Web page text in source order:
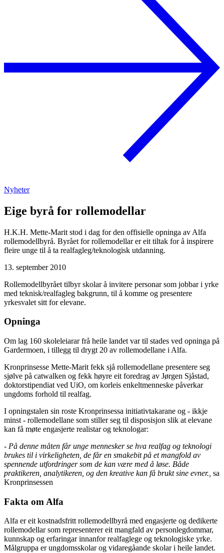
Nyheter
Eige byrå for rollemodellar
H.K.H. Mette-Marit stod i dag for den offisielle opninga av Alfa
rollemodellbyrå. Byrået for rollemodellar er eit tiltak for å inspirere
fleire unge til å ta realfagleg/teknologisk utdanning.
13. september 2010
Rollemodellbyrået tilbyr skolar å invitere personar som jobbar i yrke
med teknisk/realfagleg bakgrunn, til å komme og presentere
yrkesvalet sitt for elevane.
Opninga
Om lag 160 skoleleiarar frå heile landet var til stades ved opninga på
Gardermoen, i tillegg til drygt 20 av rollemodellane i Alfa.
Kronprinsesse Mette-Marit fekk sjå rollemodellane presentere seg
sjølve på catwalken og fekk høyre eit foredrag av Jørgen Sjåstad,
doktorstipendiat ved UiO, om korleis enkeltmenneske påverkar
ungdoms forhold til realfag.
I opningstalen sin roste Kronprinsessa initiativtakarane og - ikkje
minst - rollemodellane som stiller seg til disposisjon slik at elevane
kan få møte engasjerte realistar og teknologar:
- På denne måten får unge mennesker se hva realfag og teknologi
brukes til i virkeligheten, de får en smakebit på et mangfold av
spennende utfordringer som de kan være med å løse. Både
praktikeren, analytikeren, og den kreative kan få brukt sine evner., sa
Kronprinsessen
Fakta om Alfa
Alfa er eit kostnadsfritt rollemodellbyrå med engasjerte og dedikerte
rollemodellar som representerer eit mangfald av personlegdommar,
kunnskap og erfaringar innanfor realfaglege og teknologiske yrke.
Målgruppa er ungdomsskolar og vidaregåande skolar i heile landet.